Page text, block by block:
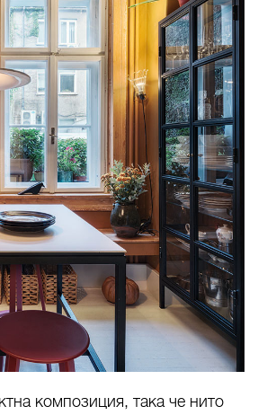
композиция, така че нито